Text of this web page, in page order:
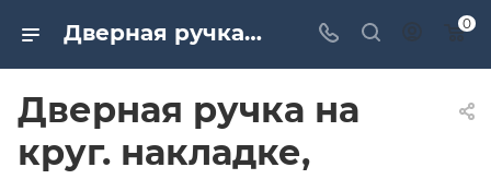
Дверная ручка на круг. накладке, модель R420, цвет ант. бронза/пол. хром (AB/CP). Дверная и мебельная фурнитура САМИР-КИЛИТ | Оптовые поставки 0
Дверная ручка на
круг. накладке,